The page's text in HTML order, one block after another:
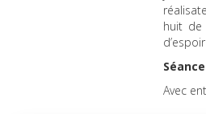
huit de
Avec